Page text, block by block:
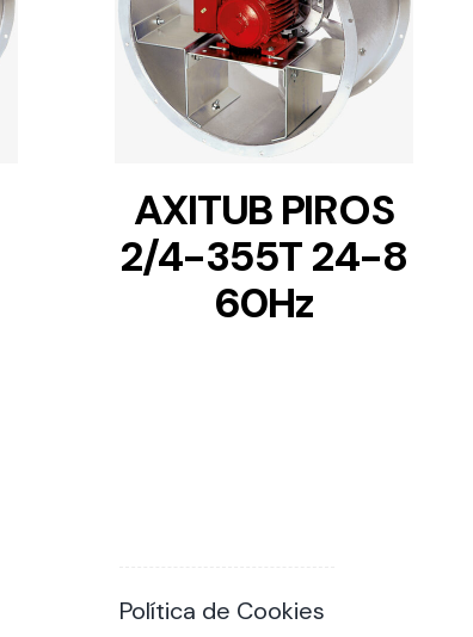
DETAILS
AXITUB PIROS
2/4-355T 24-8
60Hz
Política de Cookies